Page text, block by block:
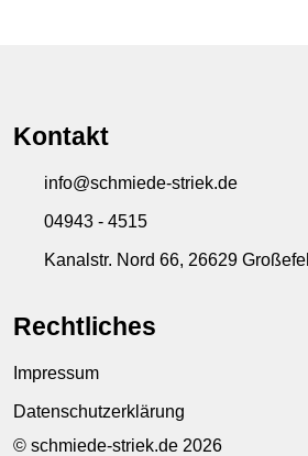
Kontakt
info@schmiede-striek.de
04943 - 4515
Kanalstr. Nord 66, 26629
Rechtliches
Impressum
Datenschutzerklärung
© schmiede-striek.de 2026